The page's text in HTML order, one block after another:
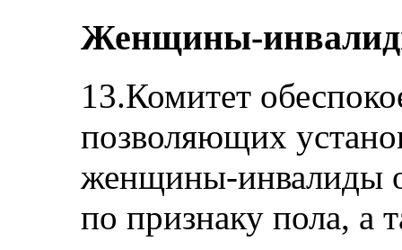
Женщины-
13.Комитет
позволяющих
женщины-инвалиды
по признаку пола, а